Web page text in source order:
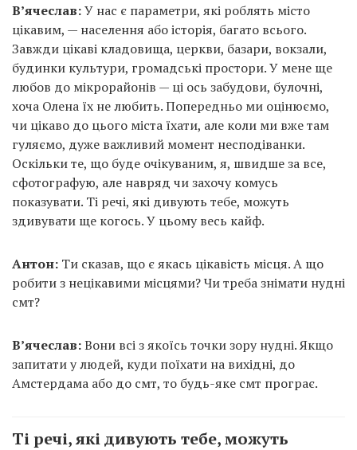
В’ячеслав:У нас є параметри, які роблять місто
цікавим, — населення або історія, багато всього.
Завжди цікаві кладовища, церкви, базари, вокзали,
будинки культури, громадські простори. У мене ще
любов до мікрорайонів — ці ось забудови, булочні,
хоча Олена їх не любить. Попередньо ми оцінюємо,
чи цікаво до цього міста їхати, але коли ми вже там
гуляємо, дуже важливий момент несподіванки.
Оскільки те, що буде очікуваним, я, швидше за все,
сфотографую, але навряд чи захочу комусь
показувати. Ті речі, які дивують тебе, можуть
здивувати ще когось. У цьому весь кайф.
Антон: Ти сказав, що є якась цікавість місця. А що
робити з нецікавими місцями? Чи треба знімати нудні
смт?
В’ячеслав:Вони всі з якоїсь точки зору нудні. Якщо
запитати у людей, куди поїхати на вихідні, до
Амстердама або до смт, то будь-яке смт програє.
Ті речі, які дивують тебе, можуть